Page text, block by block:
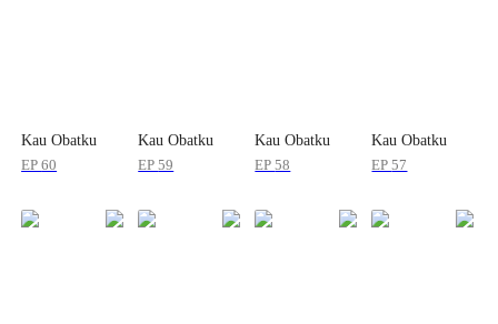
Kau Obatku
EP60
Kau Obatku
EP59
Kau Obatku
EP58
Kau Obatku
EP57